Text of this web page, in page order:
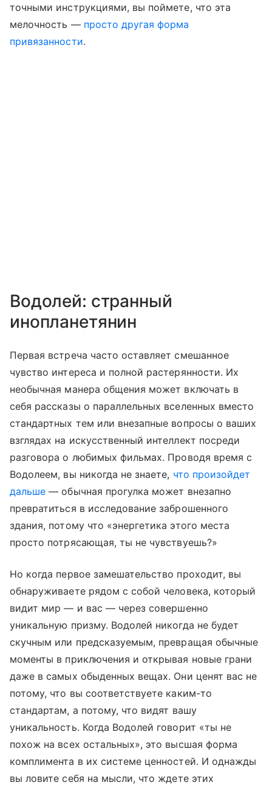
точными инструкциями, вы поймете, что эта
мелочность — просто другая форма
привязанности.
Водолей: странный
инопланетянин
Первая встреча часто оставляет смешанное
чувство интереса и полной растерянности. Их
необычная манера общения может включать в
себя рассказы о параллельных вселенных вместо
стандартных тем или внезапные вопросы о ваших
взглядах на искусственный интеллект посреди
разговора о любимых фильмах. Проводя время с
Водолеем, вы никогда не знаете, что произойдет
дальше — обычная прогулка может внезапно
превратиться в исследование заброшенного
здания, потому что «энергетика этого места
просто потрясающая, ты не чувствуешь?»
Но когда первое замешательство проходит, вы
обнаруживаете рядом с собой человека, который
видит мир — и вас — через совершенно
уникальную призму. Водолей никогда не будет
скучным или предсказуемым, превращая обычные
моменты в приключения и открывая новые грани
даже в самых обыденных вещах. Они ценят вас не
потому, что вы соответствуете каким-то
стандартам, а потому, что видят вашу
уникальность. Когда Водолей говорит «ты не
похож на всех остальных», это высшая форма
комплимента в их системе ценностей. И однажды
вы ловите себя на мысли, что ждете этих